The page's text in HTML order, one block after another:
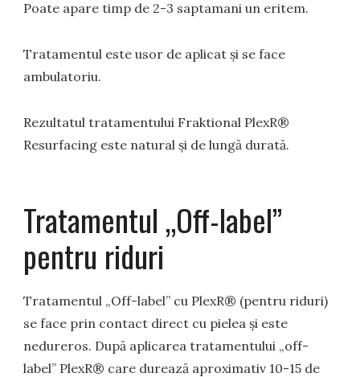
Poate apare timp de 2-3 saptamani un eritem.
Tratamentul este usor de aplicat și se face
ambulatoriu.
Rezultatul tratamentului Fraktional PlexR®
Resurfacing este natural și de lungă durată.
Tratamentul „Off-label”
pentru riduri
Tratamentul „Off-label” cu PlexR® (pentru riduri)
se face prin contact direct cu pielea și este
nedureros. După aplicarea tratamentului „off-
label” PlexR® care durează aproximativ 10-15 de